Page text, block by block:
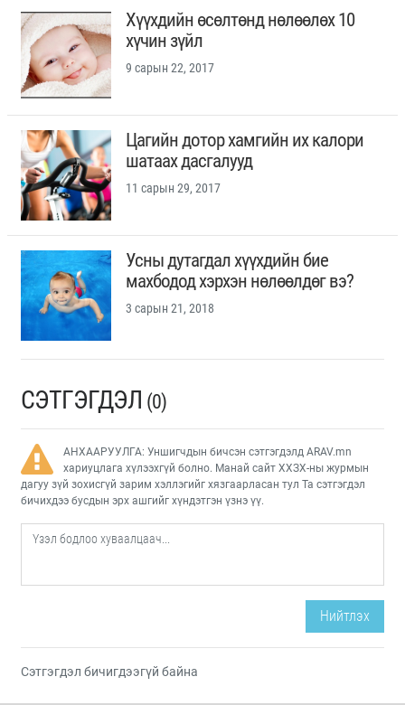
Хүүхдийн өсөлтөнд нөлөөлөх 10
хүчин зүйл
9 сарын 22, 2017
Цагийн дотор хамгийн их калори
шатаах дасгалууд
11 сарын 29, 2017
Усны дутагдал хүүхдийн бие
махбодод хэрхэн нөлөөлдөг вэ?
3 сарын 21, 2018
СЭТГЭГДЭЛ (0)
АНХААРУУЛГА: Уншигчдын бичсэн сэтгэгдэлд ARAV.mn
хариуцлага хүлээхгүй болно. Манай сайт ХХЗХ-ны журмын
дагуу зүй зохисгүй зарим хэллэгийг хязгаарласан тул Та сэтгэгдэл
бичихдээ бусдын эрх ашгийг хүндэтгэн үзнэ үү.
Нийтлэх
Сэтгэгдэл бичигдээгүй байна